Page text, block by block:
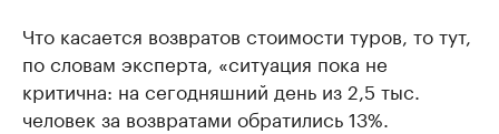
Что касается возвратов стоимости туров, то тут,
по словам эксперта, «ситуация пока не
критична: на сегодняшний день из 2,5 тыс.
человек за возвратами обратились 13%.